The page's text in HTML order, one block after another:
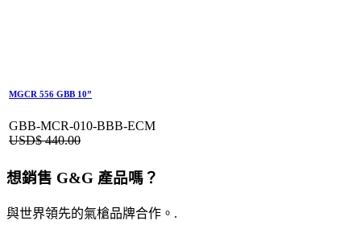
MGCR 556 GBB 10”
GBB-MCR-010-BBB-ECM
USD$440.00
想銷售 G&G 產品嗎？
與世界領先的氣槍品牌合作。.